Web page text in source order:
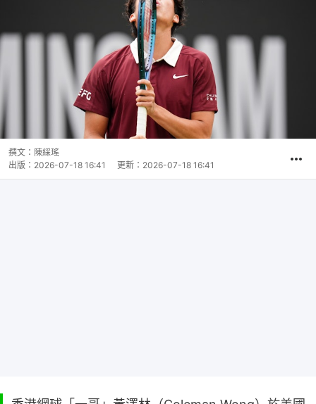
撰文： 陳綵瑤
出版： 2026-07-18 16:41 更新： 2026-07-18 16:41